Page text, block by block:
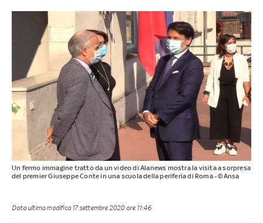
Un fermo immagine tratto da un video di Alanews mostra la visita a sorpresa
del premier Giuseppe Conte in una scuola della periferia di Roma - ©Ansa
Data ultima modifica 17 settembre 2020 ore 11:46